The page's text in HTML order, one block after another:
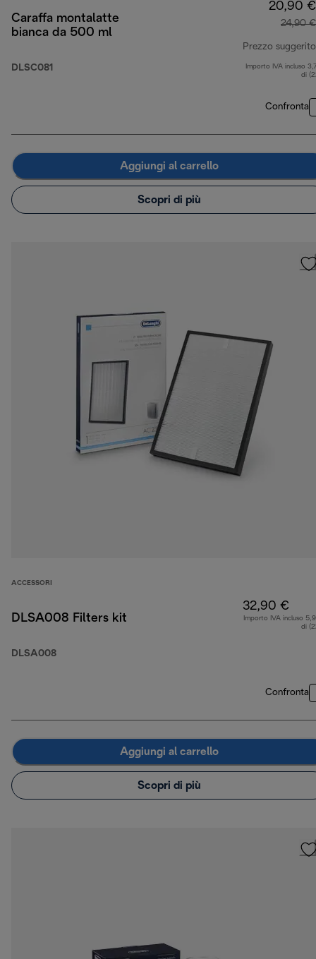
Caraffa montalatte
bianca da 500 ml
DLSC081
20,90 €
24,90 €
Prezzo suggerito
Importo IVA incluso
di
Confronta
Aggiungi al carrello
Scopri di più
ACCESSORI
DLSA008 Filters kit
DLSA008
32,90 €
Importo IVA incluso
di
Confronta
Aggiungi al carrello
Scopri di più